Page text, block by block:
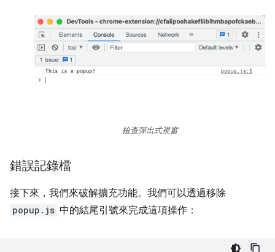
檢查彈出式視窗
錯誤記錄檔
接下來，我們來破解擴充功能。我們可以透過移除
popup.js 中的結尾引號來完成這項操作：